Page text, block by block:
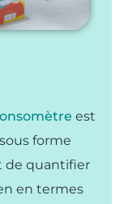
est
forme
de quantifier
en termes